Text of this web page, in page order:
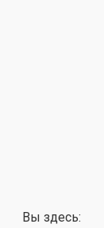
Вы здесь: